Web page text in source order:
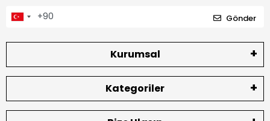
Gönder
Kurumsal
Kategoriler